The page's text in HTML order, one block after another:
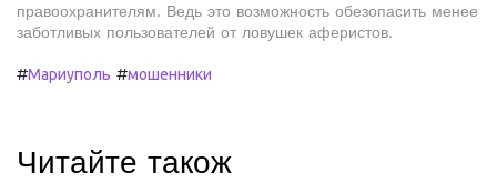
правоохранителям. Ведь это возможность обезопасить менее
заботливых пользователей от ловушек аферистов.
#Мариуполь #мошенники
Читайте також